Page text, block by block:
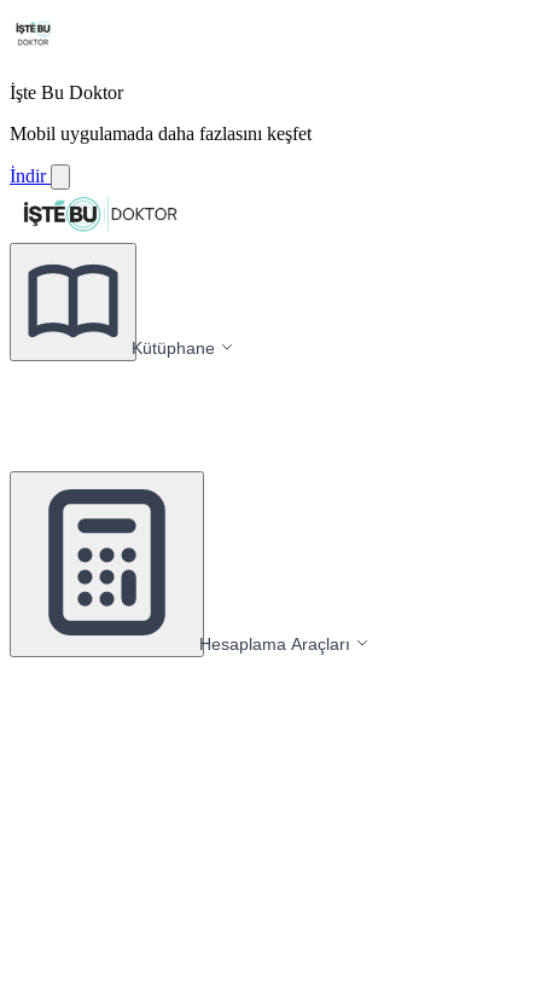
İşte Bu Doktor
Mobil uygulamada daha fazlasını keşfet
İndir
Kütüphane
Hesaplama Araçları